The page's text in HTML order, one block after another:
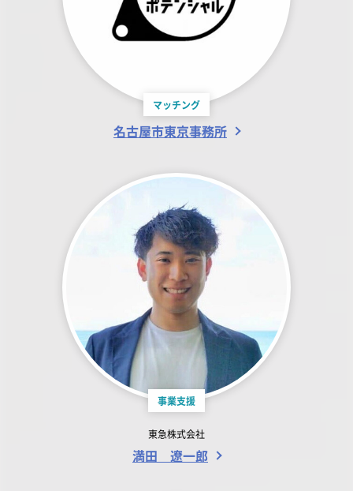
マッチング
名古屋市東京事務所
事業支援
東急株式会社
満田 遼一郎